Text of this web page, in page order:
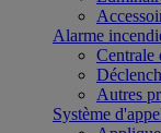
Alarme
Centrale
Autres
Système